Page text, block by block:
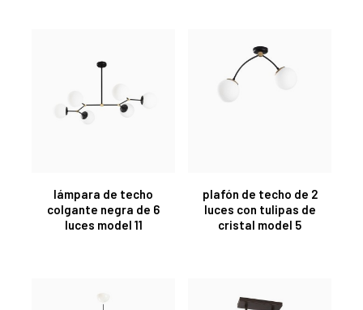
lámpara de techo
colgante negra de 6
luces model 11
plafón de techo de 2
luces con tulipas de
cristal model 5